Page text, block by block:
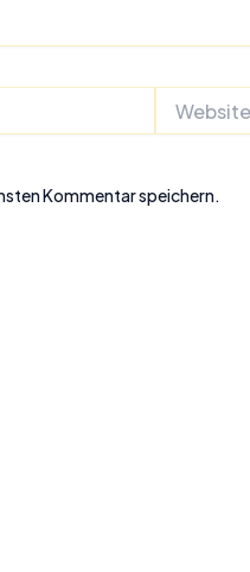
Kommentar speichern.